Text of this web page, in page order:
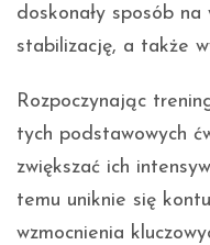
doskonały sposób na
stabilizację, a także
Rozpoczynając
tych podstawowych
zwiększać ich
temu uniknie się
wzmocnienia